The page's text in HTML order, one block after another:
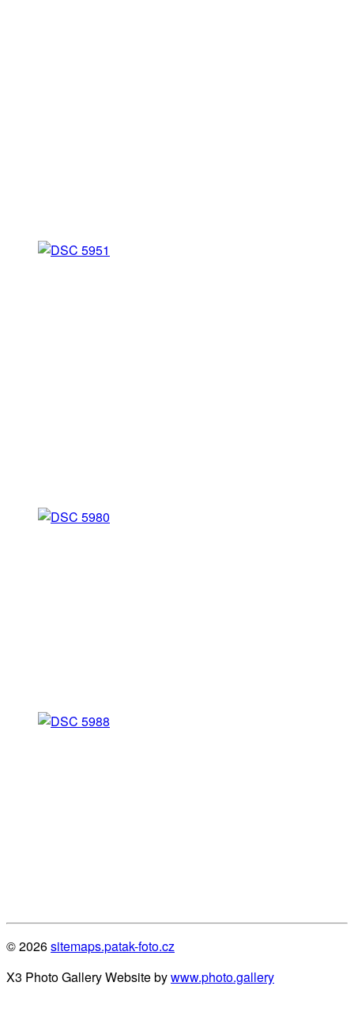
© 2026sitemaps.patak-foto.cz
X3 Photo Gallery Website bywww.photo.gallery